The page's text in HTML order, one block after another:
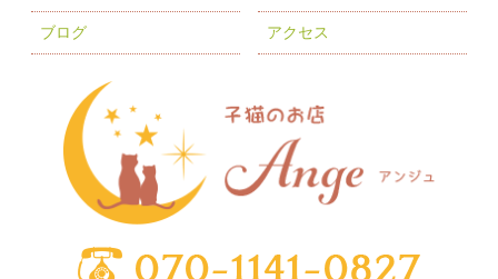
2025年6月(3)
(6)
2025年3月(11)
2025年1月 (2)
ブログ アクセス